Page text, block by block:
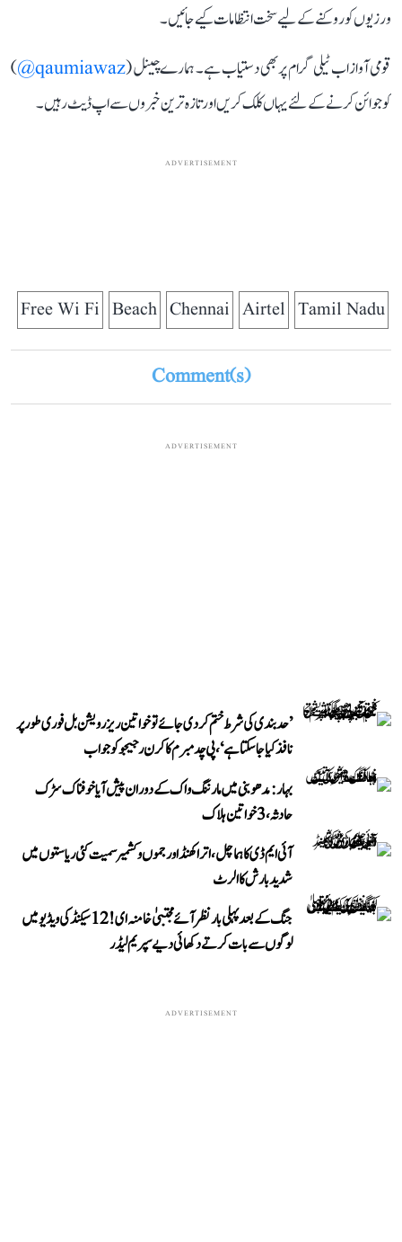
ورزیوں کو روکنے کے لیے سخت انتظامات کیے جائیں۔
قومی آواز اب ٹیلی گرام پر بھی دستیاب ہے۔ ہمارے چینل (qaumiawaz@
)
کو جوائن کرنے کے لئے یہاں کلک کریں اور تازہ ترین خبروں سے اپ ڈیٹ رہیں۔
ADVERTISEMENT
Tamil Nadu
Airtel
Chennai
Beach
Free Wi Fi
Comment(s)
ADVERTISEMENT
’حد بندی کی شرط ختم کر دی جائے تو خواتین ریزرویشن بل فوری طور پر
نافذ کیا جا سکتا ہے‘، پی چدمبرم کا کرن رجیجو کو جواب
بہار: مدھوبنی میں مارننگ واک کے دوران پیش آیا خوفناک سڑک
حادثہ، 3 خواتین ہلاک
آئی ایم ڈی کا ہماچل، اتراکھنڈ اور جموں و کشمیر سمیت کئی ریاستوں میں
شدید بارش کا الرٹ
جنگ کے بعد پہلی بار نظر آئے مجتبیٰ خامنہ ای! 12 سیکنڈ کی ویڈیو میں
لوگوں سے بات کرتے دکھائی دیے سپریم لیڈر
ADVERTISEMENT